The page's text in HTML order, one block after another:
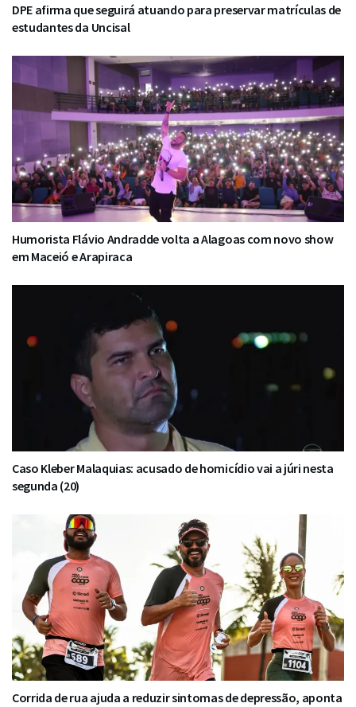
DPE afirma que seguirá atuando para preservar matrículas de
estudantes da Uncisal
Humorista Flávio Andradde volta a Alagoas com novo show
em Maceió e Arapiraca
Caso Kleber Malaquias: acusado de homicídio vai a júri nesta
segunda (20)
Corrida de rua ajuda a reduzir sintomas de depressão, aponta